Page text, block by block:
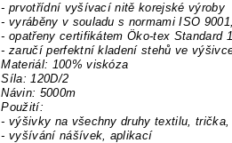
- prvotřídní vyšívací nitě korejské výroby
- vyráběny v souladu s normami ISO
- opatřeny certifikátem Öko-tex Standard
- zaručí perfektní kladení stehů ve
Materiál: 100% viskóza
Síla: 120D/2
Návin: 5000m
Použití:
- výšivky na všechny druhy textilu, trička,
- vyšívání nášívek, aplikací